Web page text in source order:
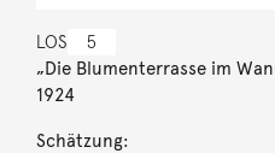
LOS 5
„Die Blumenterrasse im
1924
Schätzung: